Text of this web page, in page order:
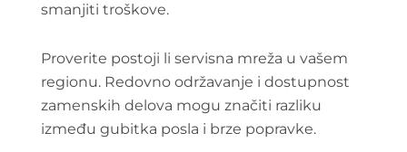
smanjiti troškove.
Proverite postoji li servisna mreža u vašem
regionu. Redovno održavanje i dostupnost
zamenskih delova mogu značiti razliku
između gubitka posla i brze popravke.